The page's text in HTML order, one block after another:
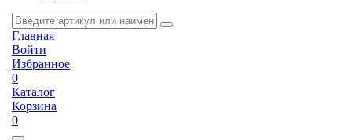
Главная
Войти
Избранное
0
Каталог
Корзина
0